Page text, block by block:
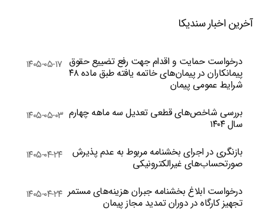
آخرین اخبار سندیکا
درخواست حمایت و اقدام جهت رفع تضییع حقوق
پیمانکاران در پیمان‌های خاتمه یافته طبق ماده ۴۸
شرایط عمومی پیمان
۱۴۰۵-۰۵-۱۷
بررسی شاخص‌های قطعی تعدیل سه ماهه چهارم
سال ۱۴۰۴
۱۴۰۵-۰۵-۰۳
بازنگری در اجرای بخشنامه مربوط به عدم پذیرش
صورتحساب‌های غیرالکترونیکی
۱۴۰۵-۰۴-۲۴
درخواست ابلاغ بخشنامه جبران هزینه‌های مستمر
تجهیز کارگاه در دوران تمدید مجاز پیمان
۱۴۰۵-۰۴-۲۴